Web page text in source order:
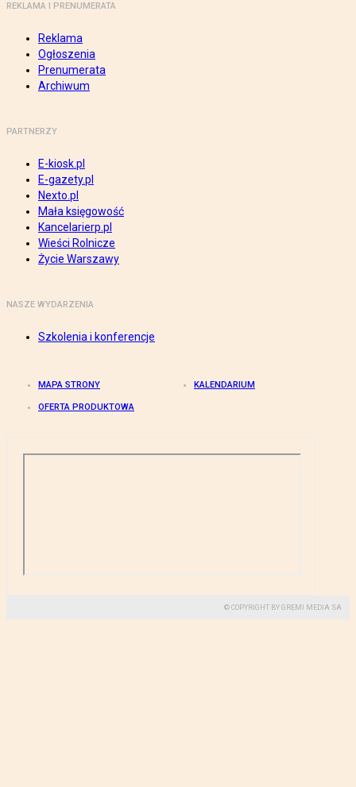
REKLAMA I PRENUMERATA
Reklama
Ogłoszenia
Prenumerata
Archiwum
PARTNERZY
E-kiosk.pl
E-gazety.pl
Nexto.pl
Mała księgowość
Kancelarierp.pl
Wieści Rolnicze
Życie Warszawy
NASZE WYDARZENIA
Szkolenia i konferencje
MAPA STRONY KALENDARIUM
OFERTA PRODUKTOWA
© COPYRIGHT BY GREMI MEDIA SA